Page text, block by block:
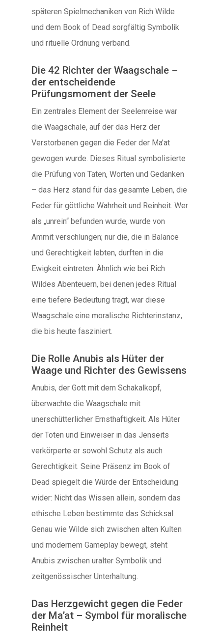
späteren Spielmechaniken von Rich Wilde
und dem Book of Dead sorgfältig Symbolik
und rituelle Ordnung verband.
Die 42 Richter der Waagschale –
der entscheidende
Prüfungsmoment der Seele
Ein zentrales Element der Seelenreise war
die Waagschale, auf der das Herz der
Verstorbenen gegen die Feder der Ma’at
gewogen wurde. Dieses Ritual symbolisierte
die Prüfung von Taten, Worten und Gedanken
– das Herz stand für das gesamte Leben, die
Feder für göttliche Wahrheit und Reinheit. Wer
als „unrein“ befunden wurde, wurde von
Ammit verschlungen; nur die, die in Balance
und Gerechtigkeit lebten, durften in die
Ewigkeit eintreten. Ähnlich wie bei Rich
Wildes Abenteuern, bei denen jedes Ritual
eine tiefere Bedeutung trägt, war diese
Waagschale eine moralische Richterinstanz,
die bis heute fasziniert.
Die Rolle Anubis als Hüter der
Waage und Richter des Gewissens
Anubis, der Gott mit dem Schakalkopf,
überwachte die Waagschale mit
unerschütterlicher Ernsthaftigkeit. Als Hüter
der Toten und Einweiser in das Jenseits
verkörperte er sowohl Schutz als auch
Gerechtigkeit. Seine Präsenz im Book of
Dead spiegelt die Würde der Entscheidung
wider: Nicht das Wissen allein, sondern das
ethische Leben bestimmte das Schicksal.
Genau wie Wilde sich zwischen alten Kulten
und modernem Gameplay bewegt, steht
Anubis zwischen uralter Symbolik und
zeitgenössischer Unterhaltung.
Das Herzgewicht gegen die Feder
der Ma’at – Symbol für moralische
Reinheit